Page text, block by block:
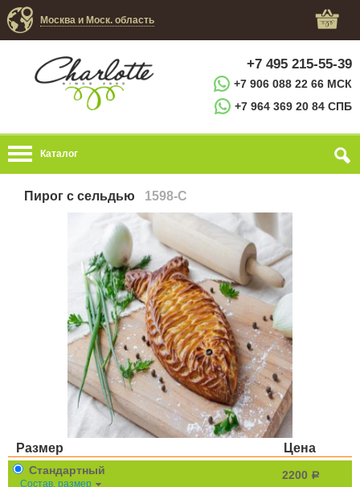
Москва и Моск. область
+7 495 215-55-39
+7 906 088 22 66 МСК
+7 964 369 20 84 СПБ
Каталог
Пирог с сельдью 1598-C
Размер Цена
Стандартный
Состав, размер
2200 a